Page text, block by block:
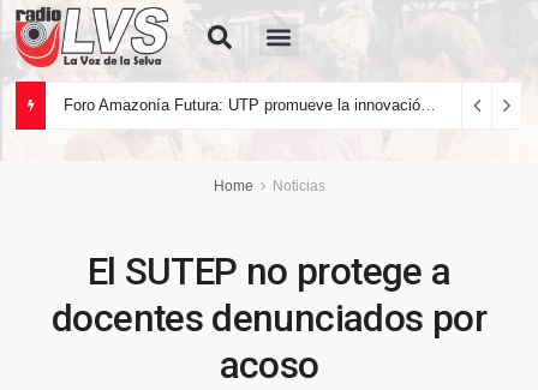
Home Noticias
El SUTEP no protege a
docentes denunciados por
acoso